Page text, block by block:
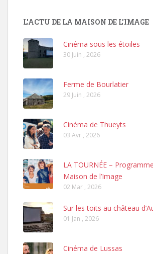
L'ACTU DE LA MAISON DE L'IMAGE
Cinéma sous les étoiles
30 Juin , 2026
Ferme de Bourlatier
29 Juin , 2026
Cinéma de Thueyts
03 Avr , 2026
LA TOURNÉE –
Maison de l’Image
02 Mar , 2026
Sur les toits au château
01 Jan , 2026
Cinéma de Lussas